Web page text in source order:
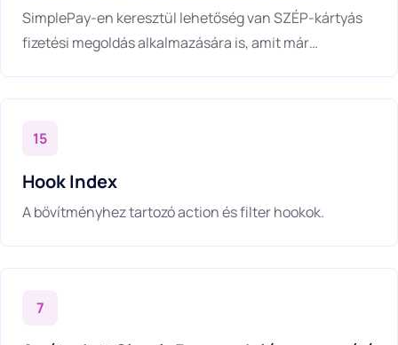
SimplePay-en keresztül lehetőség van SZÉP-kártyás
fizetési megoldás alkalmazására is, amit már
15
Hook Index
A bővítményhez tartozó action és filter hookok.
7